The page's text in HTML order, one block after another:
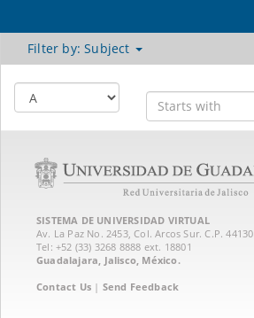
Filter by: Subject
SISTEMA DE UNIVERSIDAD VIRTUAL
Av. La Paz No. 2453, Col. Arcos Sur. C.P. 44130
Tel: +52 (33) 3268 8888‏ ext. 18801
Guadalajara, Jalisco, México.
Contact Us | Send Feedback